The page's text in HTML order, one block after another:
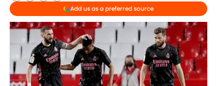
Add us as a preferred source